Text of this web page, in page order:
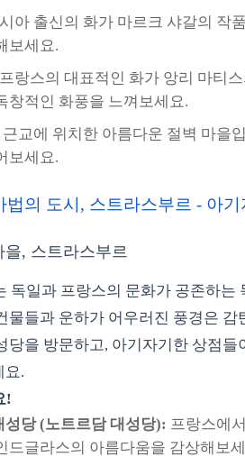
아 출신의 화가 마르크 샤갈의 작
보세요.
프랑스의 대표적인 화가 앙리 마티
창적인 화풍을 느껴보세요.
근교에 위치한 아름다운 절벽 마을
보세요.
법의 도시, 스트라스부르 - 아
, 스트라스부르
독일과 프랑스의 문화가 공존하
물들과 운하가 어우러진 풍경은
당을 방문하고, 아기자기한 상점
요.
!
성당 (노트르담 대성당): 프랑스에
드글라스의 아름다움을 감상해보